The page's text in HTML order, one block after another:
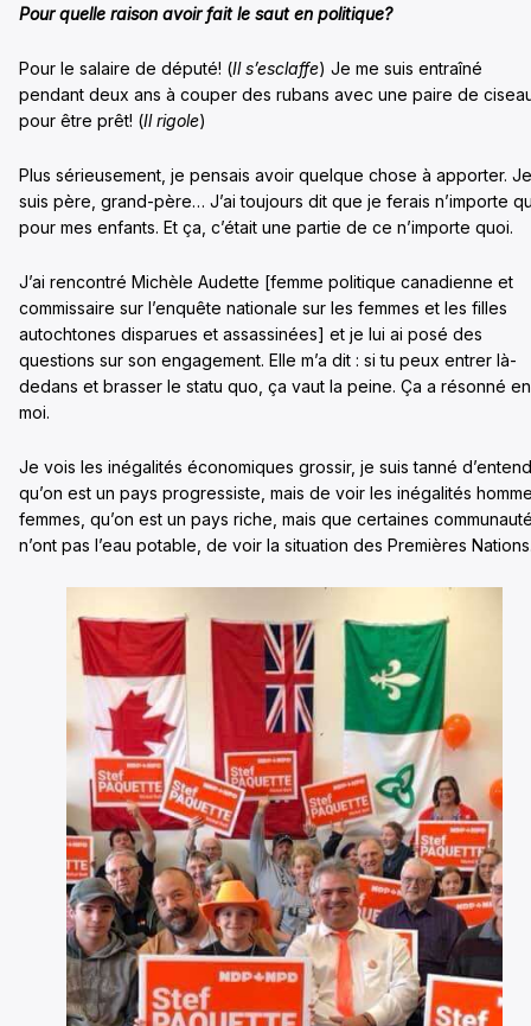
Pour quelle raison avoir fait le saut en politique?
Pour le salaire de député! (Il s’esclaffe) Je me suis entraîné
pendant deux ans à couper des rubans avec une paire de
pour être prêt! (Il rigole)
Plus sérieusement, je pensais avoir quelque chose à apporter. Je
suis père, grand-père… J’ai toujours dit que je ferais n’importe
pour mes enfants. Et ça, c’était une partie de ce n’importe quoi.
J’ai rencontré Michèle Audette [femme politique canadienne et
commissaire sur l’enquête nationale sur les femmes et les filles
autochtones disparues et assassinées] et je lui ai posé des
questions sur son engagement. Elle m’a dit : si tu peux entrer là-
dedans et brasser le statu quo, ça vaut la peine. Ça a résonné en
moi.
Je vois les inégalités économiques grossir, je suis tanné
qu’on est un pays progressiste, mais de voir les inégalités
femmes, qu’on est un pays riche, mais que certaines
n’ont pas l’eau potable, de voir la situation des Premières